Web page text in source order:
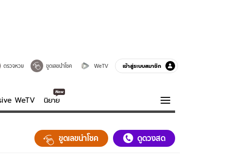
ตรวจหวย ขูดเลขนำโชค WeTV เข้าสู่ระบบสมาชิก
WeTV นิยาย
ความรู้รอบตัว
ฮาวทู
ขูดเลขนำโชค ดูดวงสด